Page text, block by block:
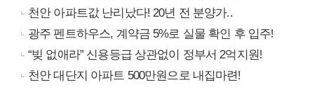
천안 아파트값 난리났다! 20년 전 분양가..
광주 펜트하우스, 계약금 5%로 실물 확인 후 입주!
“빚 없애라” 신용등급 상관없이 정부서 2억지원!
천안 대단지 아파트 500만원으로 내집마련!